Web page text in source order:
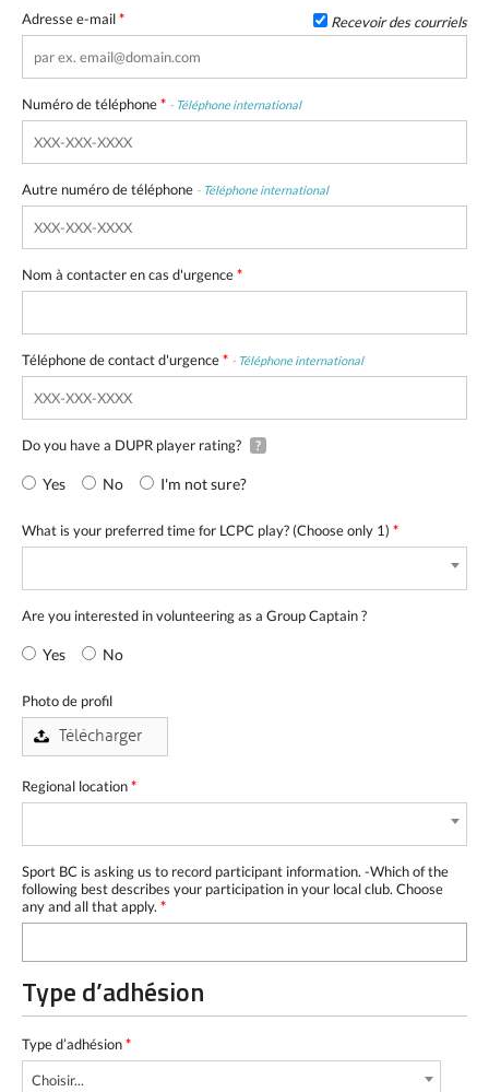
Adresse e-mail* Recevoir des courriels
Numéro de téléphone* - Téléphone international
Autre numéro de téléphone - Téléphone international
Nom à contacter en cas d'urgence*
Téléphone de contact d'urgence* - Téléphone international
Do you have a DUPR player rating? ?
Yes No I'm not sure?
What is your preferred time for LCPC play? (Choose only 1) *
Are you interested in volunteering as a Group Captain ?
Yes No
Photo de profil
Regional location*
Sport BC is asking us to record participant information. -Which of the
following best describes your participation in your local club. Choose
any and all that apply. *
Type d’adhésion
Type d’adhésion*
Choisir...